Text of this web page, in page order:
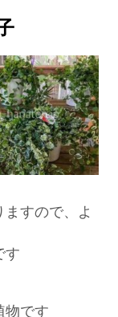
すので、よ
す
物です